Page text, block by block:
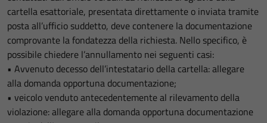
cartella esattoriale, presentata direttamente o inviata tramite
posta all’ufficio suddetto, deve contenere la documentazione
comprovante la fondatezza della richiesta. Nello specifico, è
possibile chiedere l’annullamento nei seguenti casi:
• Avvenuto decesso dell’intestatario della cartella: allegare
alla domanda opportuna documentazione;
• veicolo venduto antecedentemente al rilevamento della
violazione: allegare alla domanda opportuna documentazione